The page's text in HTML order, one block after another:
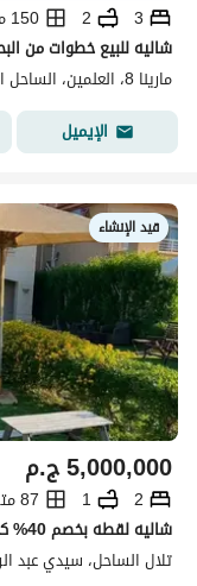
3
2
150 متر مربع
مارينا 8، العلمين، الساحل الشمالي، مطروح
الإيميل
قيد الإنشاء
ج.م5,000,000
2
1
87 متر مربع
تلال الساحل، سيدي عبد